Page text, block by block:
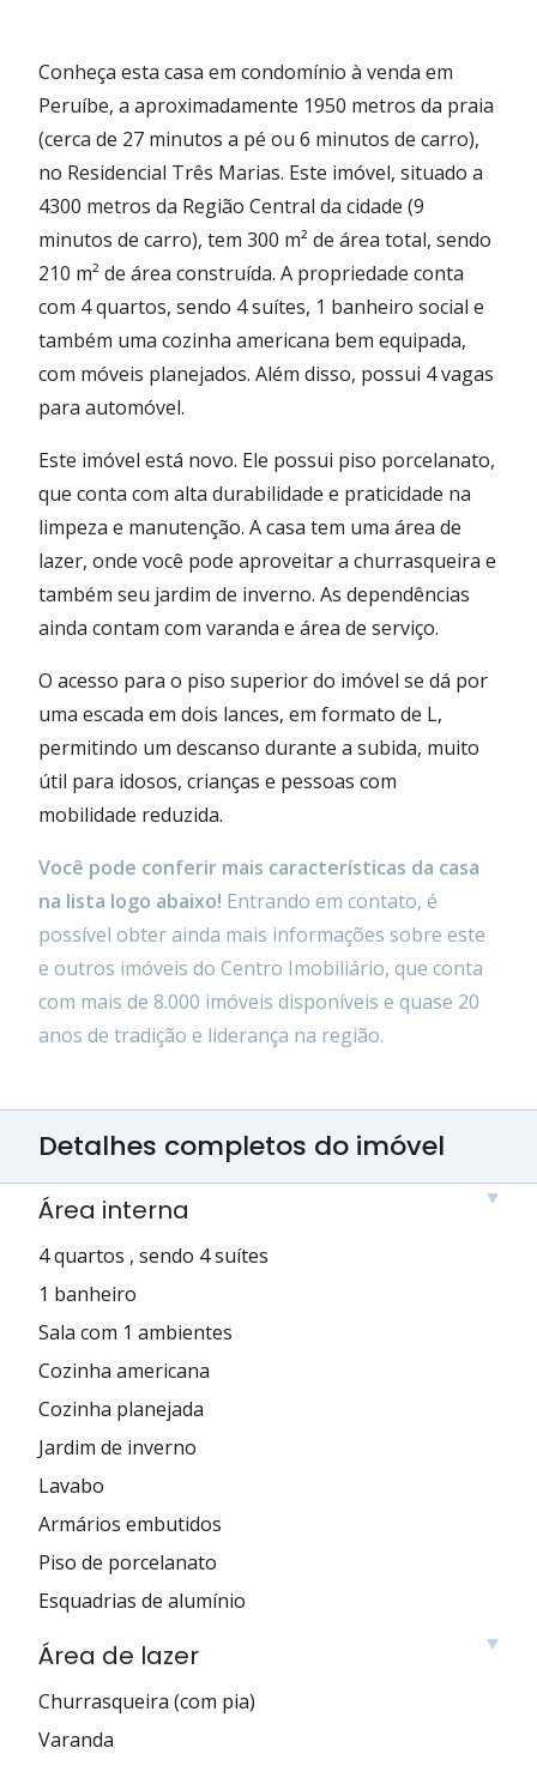
Conheça esta casa em condomínio à venda em
Peruíbe, a aproximadamente 1950 metros da praia
(cerca de 27 minutos a pé ou 6 minutos de carro),
no Residencial Três Marias. Este imóvel, situado a
4300 metros da Região Central da cidade (9
minutos de carro), tem 300 m² de área total, sendo
210 m² de área construída. A propriedade conta
com 4 quartos, sendo 4 suítes, 1 banheiro social e
também uma cozinha americana bem equipada,
com móveis planejados. Além disso, possui 4 vagas
para automóvel.
Este imóvel está novo. Ele possui piso porcelanato,
que conta com alta durabilidade e praticidade na
limpeza e manutenção. A casa tem uma área de
lazer, onde você pode aproveitar a churrasqueira e
também seu jardim de inverno. As dependências
ainda contam com varanda e área de serviço.
O acesso para o piso superior do imóvel se dá por
uma escada em dois lances, em formato de L,
permitindo um descanso durante a subida, muito
útil para idosos, crianças e pessoas com
mobilidade reduzida.
Você pode conferir mais características da casa
na lista logo abaixo! Entrando em contato, é
possível obter ainda mais informações sobre este
e outros imóveis do Centro Imobiliário, que conta
com mais de 8.000 imóveis disponíveis e quase 20
anos de tradição e liderança na região.
Detalhes completos do imóvel
Área interna
4 quartos , sendo 4 suítes
1 banheiro
Sala com 1 ambientes
Cozinha americana
Cozinha planejada
Jardim de inverno
Lavabo
Armários embutidos
Piso de porcelanato
Esquadrias de alumínio
Área de lazer
Churrasqueira (com pia)
Varanda